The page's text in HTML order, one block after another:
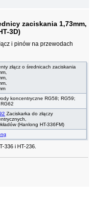
zaciskania 1,73mm,
3D)
i pinów na przewodach
złącz o średnicach zaciskania
koncentryczne RG58; RG59;
Zaciskarka do złączy
(Hanlong HT-336FM)
336 i HT-236.